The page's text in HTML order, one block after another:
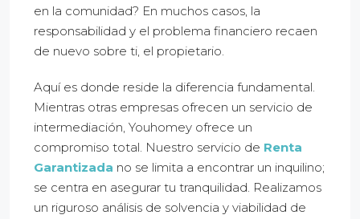
en la comunidad? En muchos casos, la
responsabilidad y el problema financiero recaen
de nuevo sobre ti, el propietario.
Aquí es donde reside la diferencia fundamental.
Mientras otras empresas ofrecen un servicio de
intermediación, Youhomey ofrece un
compromiso total. Nuestro servicio de Renta
Garantizada no se limita a encontrar un inquilino;
se centra en asegurar tu tranquilidad. Realizamos
un riguroso análisis de solvencia y viabilidad de